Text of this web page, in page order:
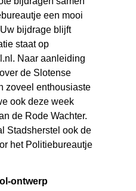
een mooi
bijdrage blijft
staat op
Naar aanleiding
de Slotense
zoveel enthousiaste
ook deze week
de Rode Wachter.
Stadsherstel ook de
het Politiebureautje
ontwerp